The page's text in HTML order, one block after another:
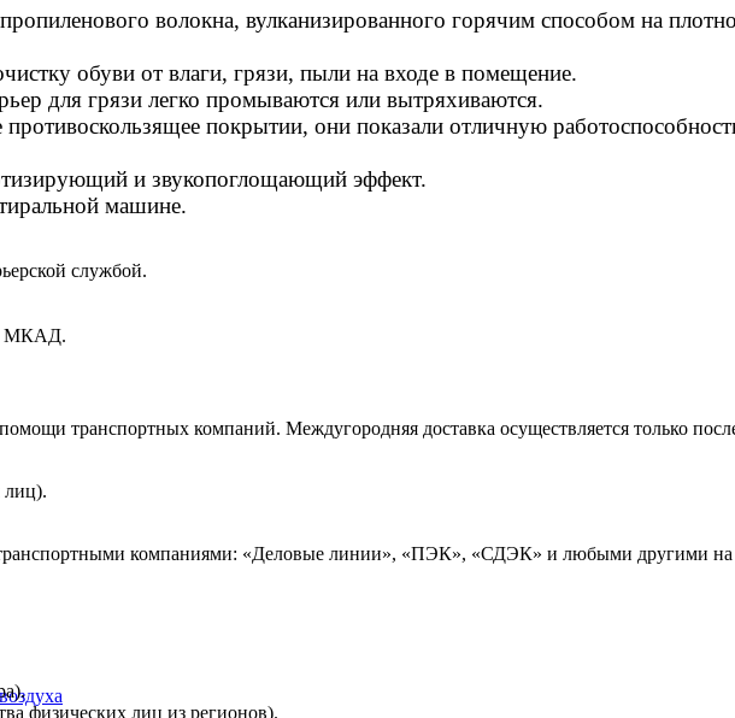
волокна, вулканизированного горячим способом на
обуви от влаги, грязи, пыли на входе в помещение.
для грязи легко промываются или вытряхиваются.
покрытии, они показали отличную
и звукопоглощающий эффект.
машине.
службой.
МКАД.
транспортных компаний. Междугородняя доставка осуществляется только
лиц).
компаниями: «Деловые линии», «ПЭК», «СДЭК» и любыми другими на
физических лиц из регионов).